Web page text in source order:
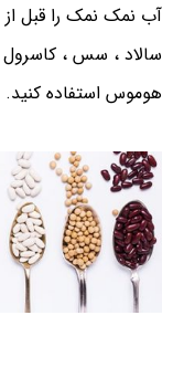
آب نمک نمک را قبل از
سالاد ، سس ، کاسرول
هوموس استفاده کنید.